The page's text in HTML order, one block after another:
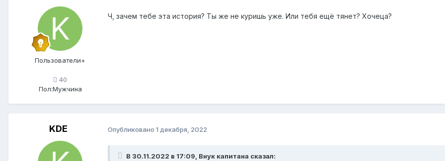
Пользователи+
40
Пол:Мужчина
Ч, зачем тебе эта история? Ты же не куришь уже. Или тебя ещё тянет? Хочеца?
KDE Опубликовано 1 декабря, 2022
В 30.11.2022 в 17:09, Внук капитана сказал: